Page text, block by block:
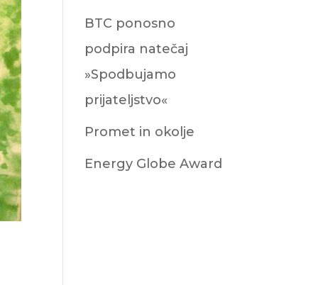
BTC ponosno
podpira natečaj
»Spodbujamo
prijateljstvo«
Promet in okolje
Energy Globe Award